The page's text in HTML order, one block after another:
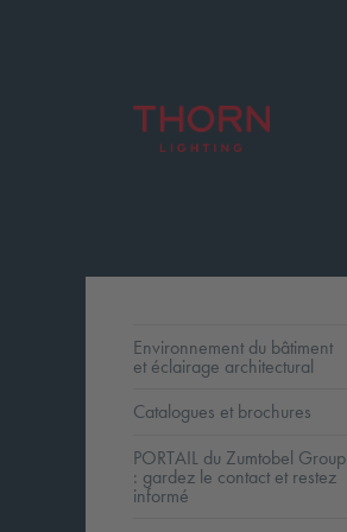
Environnement du bâtiment
et éclairage architectural
Catalogues et brochures
PORTAIL du Zumtobel Group
: gardez le contact et restez
informé